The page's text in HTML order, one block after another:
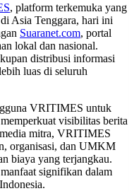
, platform terkemuka yang
Asia Tenggara, hari ini
Suaranet.com, portal
lokal dan nasional.
distribusi informasi
luas di seluruh
VRITIMES untuk
visibilitas berita
mitra, VRITIMES
organisasi, dan UMKM
biaya yang terjangkau.
signifikan dalam